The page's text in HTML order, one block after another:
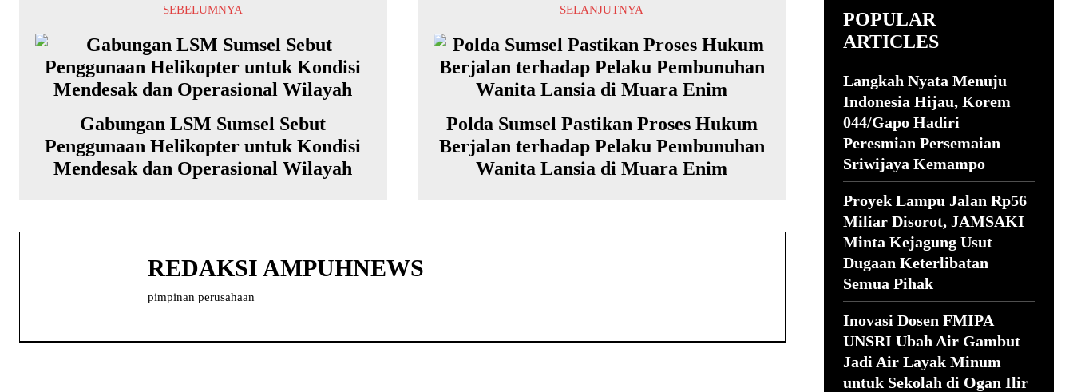
SEBELUMNYA
Gabungan LSM Sumsel Sebut
Penggunaan Helikopter untuk Kondisi
Mendesak dan Operasional Wilayah
SELANJUTNYA
Polda Sumsel Pastikan Proses Hukum
Berjalan terhadap Pelaku Pembunuhan
Wanita Lansia di Muara Enim
REDAKSI AMPUHNEWS
pimpinan perusahaan
POPULAR
ARTICLES
Langkah Nyata Menuju
Indonesia Hijau, Korem
044/Gapo Hadiri
Peresmian Persemaian
Sriwijaya Kemampo
Proyek Lampu Jalan Rp56
Miliar Disorot, JAMSAKI
Minta Kejagung Usut
Dugaan Keterlibatan
Semua Pihak
Inovasi Dosen FMIPA
UNSRI Ubah Air Gambut
Jadi Air Layak Minum
untuk Sekolah di Ogan Ilir